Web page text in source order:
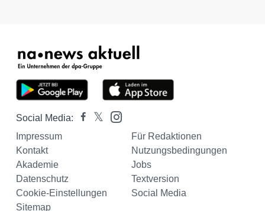
Social Media:
Impressum
Für Redaktionen
Kontakt
Nutzungsbedingungen
Akademie
Jobs
Datenschutz
Textversion
Cookie-Einstellungen
Social Media
Sitemap